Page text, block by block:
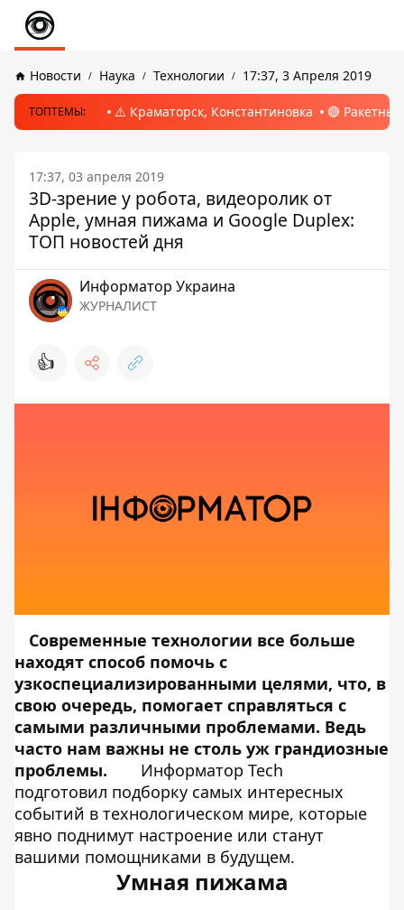
Новости Наука Технологии 17:37, 3 Апреля 2019
ТОПТЕМЫ: ⚠️ Краматорск, Константиновка 🔴
17:37, 03 апреля 2019
3D-зрение у робота, видеоролик от
Apple, умная пижама и Google Duplex:
ТОП новостей дня
Информатор Украина
ЖУРНАЛИСТ
👍
Современные технологии все больше
находят способ помочь с
узкоспециализированными целями, что, в
свою очередь, помогает справляться с
самыми различными проблемами. Ведь
часто нам важны не столь уж грандиозные
проблемы.
Информатор Tech
подготовил подборку самых интересных
событий в технологическом мире, которые
явно поднимут настроение или станут
вашими помощниками в будущем.
Умная пижама